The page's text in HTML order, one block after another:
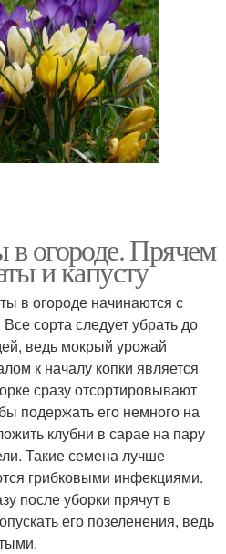
в огороде. Прячем
и капусту
в огороде начинаются с
сорта следует убрать до
ведь мокрый урожай
к началу копки является
сразу отсортировывают
подержать его немного на
клубни в сарае на пару
Такие семена лучше
грибковыми инфекциями.
после уборки прячут в
его позеленения, ведь